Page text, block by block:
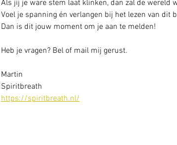
Als jij je ware stem laat klinken, dan zal de wereld
Voel je spanning én verlangen bij het lezen van dit
Dan is dit jouw moment om je aan te melden!
Heb je vragen? Bel of mail mij gerust.
Martin
Spiritbreath
https://spiritbreath.nl/